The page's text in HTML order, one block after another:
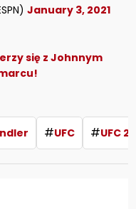
January 3, 2021
się z Johnnym
#UFC #UFC